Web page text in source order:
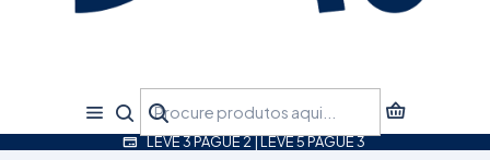
LEVE 3 PAGUE 2 | LEVE 5 PAGUE 3